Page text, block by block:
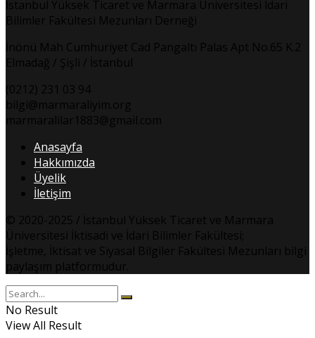
İstanbul Yüksek Ticaret ve Marmara Üniversitesi İdari
Bilimler Fakültesi Mezunları Derneği
İnönü Mah Cumhuriyet Cad Pangaltı Palas Apt No.65 K.2
Elmadağ / Şişli / İstanbul
(0212) 231 03 94
bilgi@marmaraliyim.org
marmaralilar1883@gmail.com
Anasayfa
Hakkımızda
Üyelik
İletişim
© 2020-2025 / İstanbul Yüksek Ticaret ve Marmara
Üniversitesi İktisadi ve İdari Bilimler Fakültesi;
İşletme, İktisat ve Siyasal Bilgiler Fakültesi Mezunları bilgi
paylaşım platformudur.
No Result
View All Result